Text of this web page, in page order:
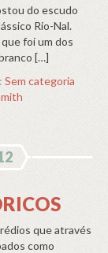
do escudo
Rio-Nal.
foi um dos
[…]
Sem categoria
que através
como